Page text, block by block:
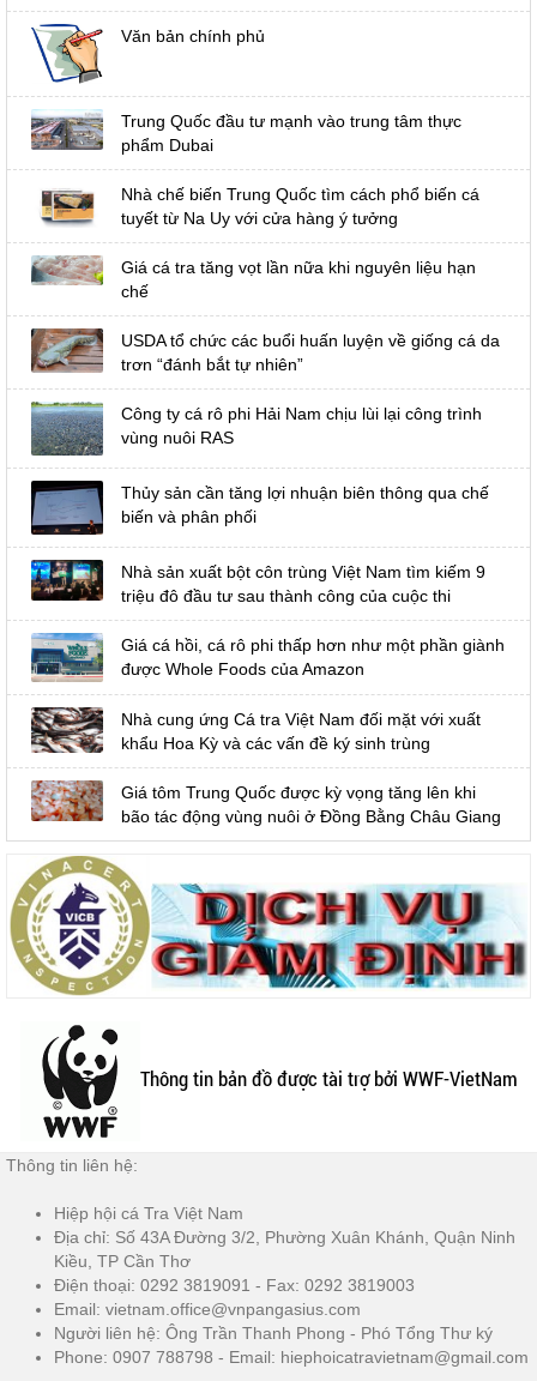
Văn bản chính phủ
Trung Quốc đầu tư mạnh vào trung tâm thực
phẩm Dubai
Nhà chế biến Trung Quốc tìm cách phổ biến cá
tuyết từ Na Uy với cửa hàng ý tưởng
Giá cá tra tăng vọt lần nữa khi nguyên liệu hạn
chế
USDA tổ chức các buổi huấn luyện về giống cá da
trơn “đánh bắt tự nhiên”
Công ty cá rô phi Hải Nam chịu lùi lại công trình
vùng nuôi RAS
Thủy sản cần tăng lợi nhuận biên thông qua chế
biến và phân phối
Nhà sản xuất bột côn trùng Việt Nam tìm kiếm 9
triệu đô đầu tư sau thành công của cuộc thi
Giá cá hồi, cá rô phi thấp hơn như một phần giành
được Whole Foods của Amazon
Nhà cung ứng Cá tra Việt Nam đối mặt với xuất
khẩu Hoa Kỳ và các vấn đề ký sinh trùng
Giá tôm Trung Quốc được kỳ vọng tăng lên khi
bão tác động vùng nuôi ở Đồng Bằng Châu Giang
Thông tin bản đồ được tài trợ bởi WWF-VietNam
Thông tin liên hệ:
Hiệp hội cá Tra Việt Nam
Địa chỉ: Số 43A Đường 3/2, Phường Xuân Khánh, Quận Ninh
Kiều, TP Cần Thơ
Điện thoại: 0292 3819091 - Fax: 0292 3819003
Email: vietnam.office@vnpangasius.com
Người liên hệ: Ông Trần Thanh Phong - Phó Tổng Thư ký
Phone: 0907 788798 - Email: hiephoicatravietnam@gmail.com